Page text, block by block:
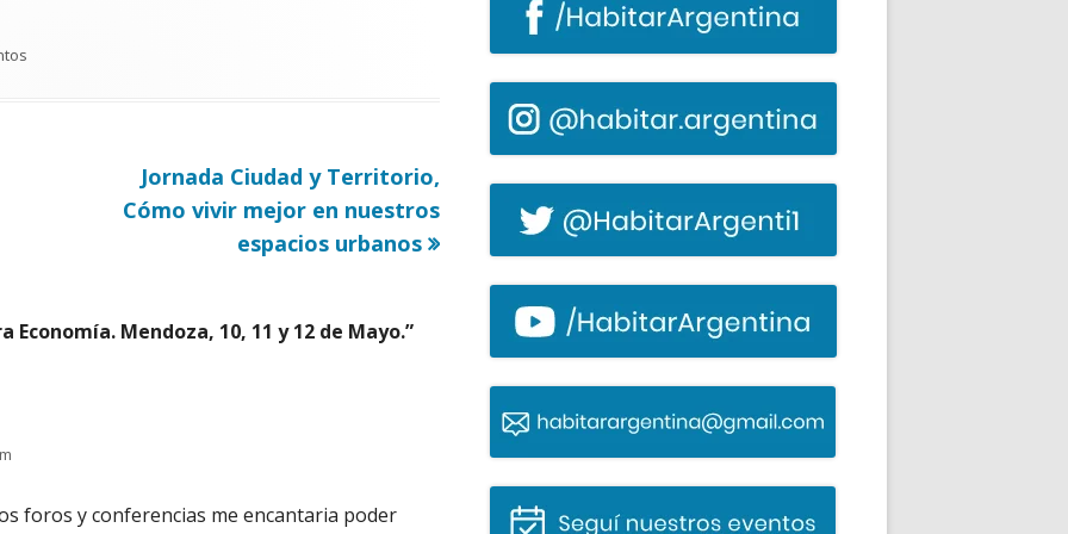
Artículo
siguiente
Jornada Ciudad y Territorio,
Cómo vivir mejor en nuestros
espacios urbanos
Economía. Mendoza, 10, 11 y 12 de Mayo.”
foros y conferencias me encantaria poder